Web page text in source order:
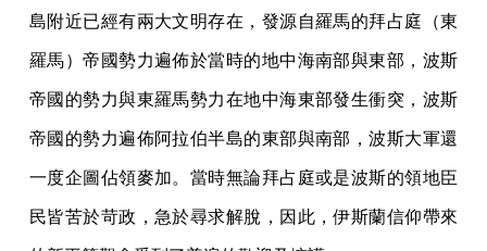
島附近已經有兩大文明存在，發源自羅馬的拜占庭（東
羅馬）帝國勢力遍佈於當時的地中海南部與東部，波斯
帝國的勢力與東羅馬勢力在地中海東部發生衝突，波斯
帝國的勢力遍佈阿拉伯半島的東部與南部，波斯大軍還
一度企圖佔領麥加。當時無論拜占庭或是波斯的領地臣
民皆苦於苛政，急於尋求解脫，因此，伊斯蘭信仰帶來